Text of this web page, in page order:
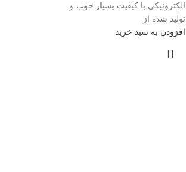
الکترونیکی با کیفیت بسیار خوب و
تولید شده از
افزودن به سبد خرید